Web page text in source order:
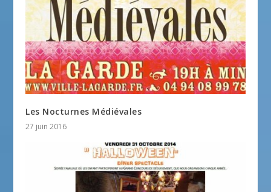
Les Nocturnes Médiévales
27 juin 2016